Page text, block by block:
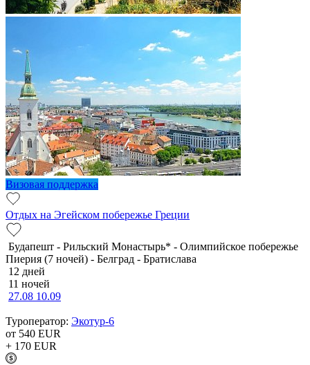
Визовая поддержка
Отдых на Эгейском побережье Греции
Будапешт - Рильский Монастырь* - Олимпийское побережье
Пиерия (7 ночей) - Белград - Братислава
12 дней
11 ночей
27.08 10.09
Туроператор: Экотур-6
от 540 EUR
+ 170 EUR